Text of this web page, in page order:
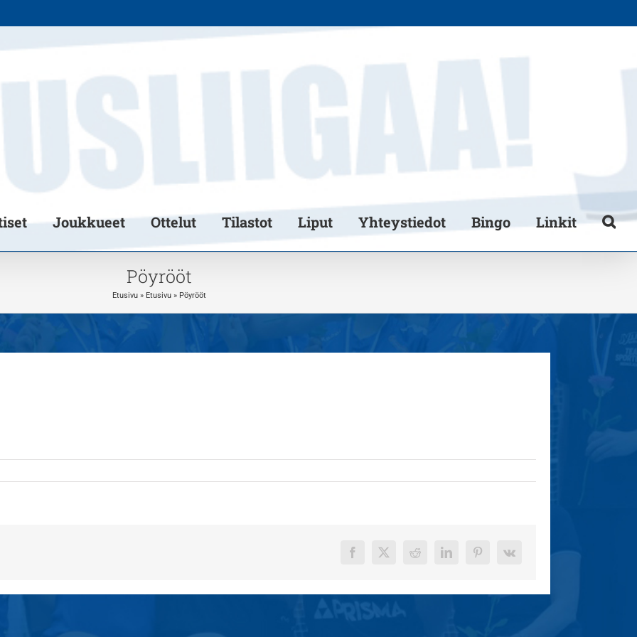
Joukkueet Ottelut Tilastot Liput Yhteystiedot Bingo Linkit
Pöyrööt
Etusivu » Etusivu » Pöyrööt
Facebook
X Reddit LinkedInPinterest
Vk